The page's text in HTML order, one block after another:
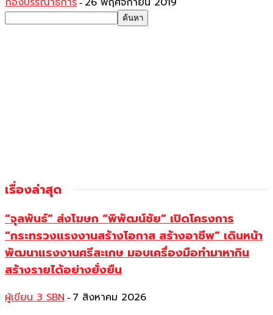
-
เรื่องล่าสุด
“จุลพันธ์” ส่งโฆษก “พิพัฒน์ชัย” เปิดโครงการ
“กระทรวงแรงงานสร้างโอกาส สร้างอาชีพ” เดินหน้า
พัฒนาแรงงานศรีสะเกษ มอบเครื่องมือทำมาหากิน
สร้างรายได้อย่างยั่งยืน
ผู้เขียน 3 SBN - 7 สิงหาคม 2026